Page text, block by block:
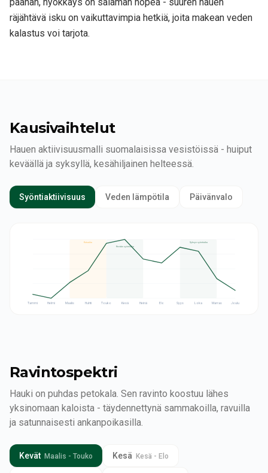
päähän, hyökkäys on salaman nopea - suuren hauen
räjähtävä isku on vaikuttavimpia hetkiä, joita makean veden
kalastus voi tarjota.
Kausivaihtelut
Hauen aktiivisuusmalli suomalaisissa vesistöissä - huiput
keväällä ja syksyllä, kesähiljainen helteessä.
Syöntiaktiivisuus Veden lämpötila Päivänvalo
Kutuaika
Kevään syöntiaika
Syksyn syöntiaika
Tammi Helmi Maalis Huhti Touko Kesä Heinä Elo Syys Loka Marras Joulu
Ravintospektri
Hauki on puhdas petokala. Sen ravinto koostuu lähes
yksinomaan kaloista - täydennettynä sammakoilla, ravuilla
ja satunnaisesti ankanpoikasilla.
Kevät Maalis - Touko Kesä Kesä - Elo